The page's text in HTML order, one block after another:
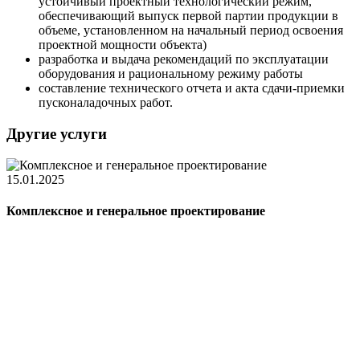
обеспечивающий выпуск первой партии продукции в
объеме, установленном на начальный период освоения
проектной мощности объекта)
разработка и выдача рекомендаций по эксплуатации
оборудования и рациональному режиму работы
составление технического отчета и акта сдачи-приемки
пусконаладочных работ.
Другие услуги
15.01.2025
Комплексное и генеральное проектирование